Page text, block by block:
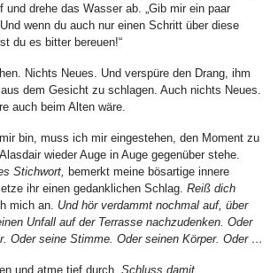
drehe das Wasser ab. „Gib mir ein paar
wenn du auch nur einen Schritt über diese
du es bitter bereuen!“
Nichts Neues. Und verspüre den Drang, ihm
dem Gesicht zu schlagen. Auch nichts Neues.
auch beim Alten wäre.
bin, muss ich mir eingestehen, den Moment zu
wieder Auge in Auge gegenüber stehe.
Stichwort, bemerkt meine bösartige innere
ihr einen gedanklichen Schlag. Reiß dich
mich an. Und hör verdammt nochmal auf, über
Unfall auf der Terrasse nachzudenken. Oder
Oder seine Stimme. Oder seinen Körper. Oder …
und atme tief durch. Schluss damit.